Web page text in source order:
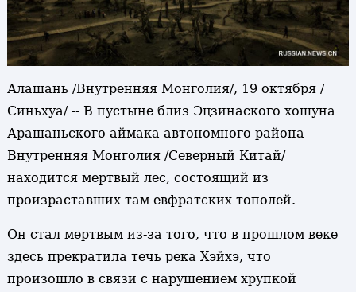
Алашань /Внутренняя Монголия/, 19 октября /
Синьхуа/ -- В пустыне близ Эцзинаского хошуна
Арашаньского аймака автономного района
Внутренняя Монголия /Северный Китай/
находится мертвый лес, состоящий из
произраставших там евфратских тополей.
Он стал мертвым из-за того, что в прошлом веке
здесь прекратила течь река Хэйхэ, что
произошло в связи с нарушением хрупкой